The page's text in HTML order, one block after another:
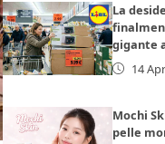
La
gigante
14
Mochi
pelle